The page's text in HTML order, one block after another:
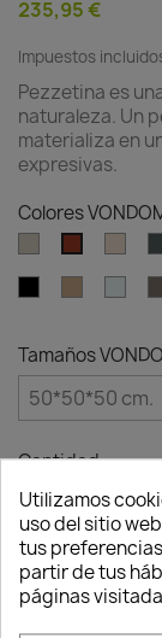
235,95 €
Impuestos
Pezzetina es
naturaleza. Un
materializa en
expresivas.
Colores
Tamaños
Cantidad
Utilizamos
uso del sitio
tus
partir de tus
páginas